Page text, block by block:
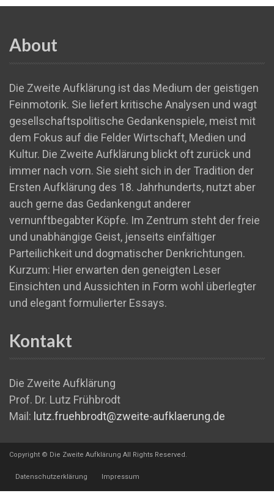
About
Die Zweite Aufklärung ist das Medium der geistigen
Feinmotorik. Sie liefert kritische Analysen und wagt
gesellschaftspolitische Gedankenspiele, meist mit
dem Fokus auf die Felder Wirtschaft, Medien und
Kultur. Die Zweite Aufklärung blickt oft zurück und
immer nach vorn. Sie sieht sich in der Tradition der
Ersten Aufklärung des 18. Jahrhunderts, nutzt aber
auch gerne das Gedankengut anderer
vernunftbegabter Köpfe. Im Zentrum steht der freie
und unabhängige Geist, jenseits einfältiger
Parteilichkeit und dogmatischer Denkrichtungen.
Kurzum: Hier erwarten den geneigten Leser
Einsichten und Aussichten in Form wohl überlegter
und elegant formulierter Essays.
Kontakt
Die Zweite Aufklärung
Prof. Dr. Lutz Frühbrodt
Mail: lutz.fruehbrodt@zweite-aufklaerung.de
Copyright © Die Zweite Aufklärung All Rights Reserved.
Datenschutzerklärung Impressum